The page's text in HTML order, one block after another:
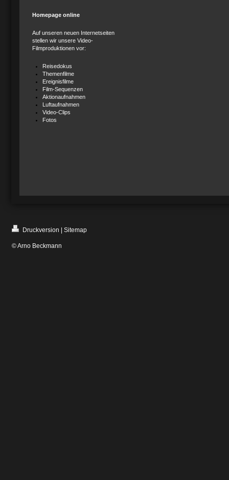
Homepage online
Auf unseren neuen Internetseiten
stellen wir unsere Video-
Filmproduktionen vor:
Reisedokus
Themenfilme
Ereignisfilme
Film-Sequenzen
Aktionaufnahmen
Luftaufnahmen
Video-Clips
Fotos
Druckversion | Sitemap
© Arno Beckmann